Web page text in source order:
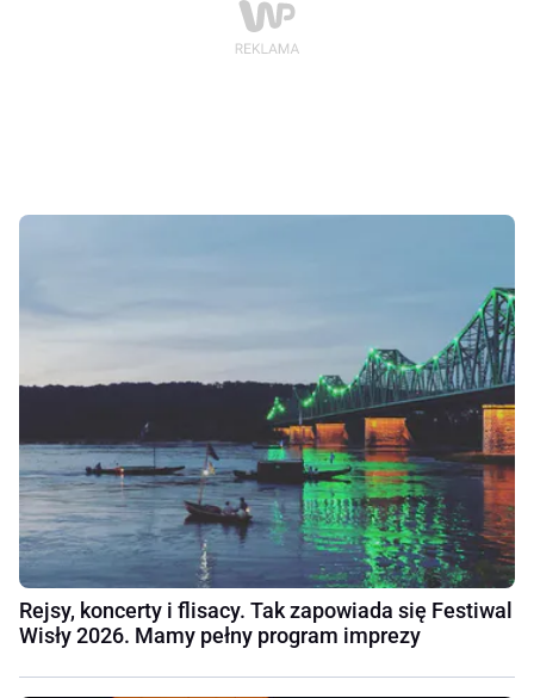
Rejsy, koncerty i flisacy. Tak zapowiada się Festiwal
Wisły 2026. Mamy pełny program imprezy